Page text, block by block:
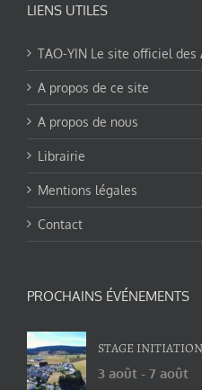
LIENS UTILES
TAO-YIN Le site officiel des
A propos de ce site
A propos de nous
Librairie
Mentions légales
Contact
PROCHAINS ÉVÉNEMENTS
STAGE
3 août - 7 août